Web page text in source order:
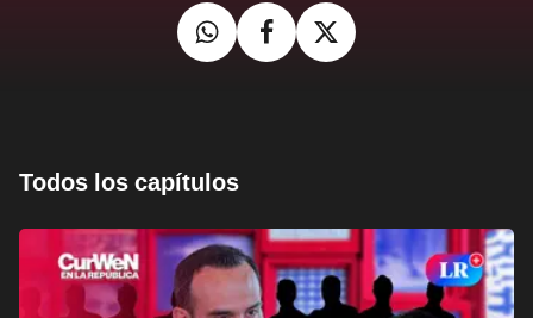
Todos los capítulos